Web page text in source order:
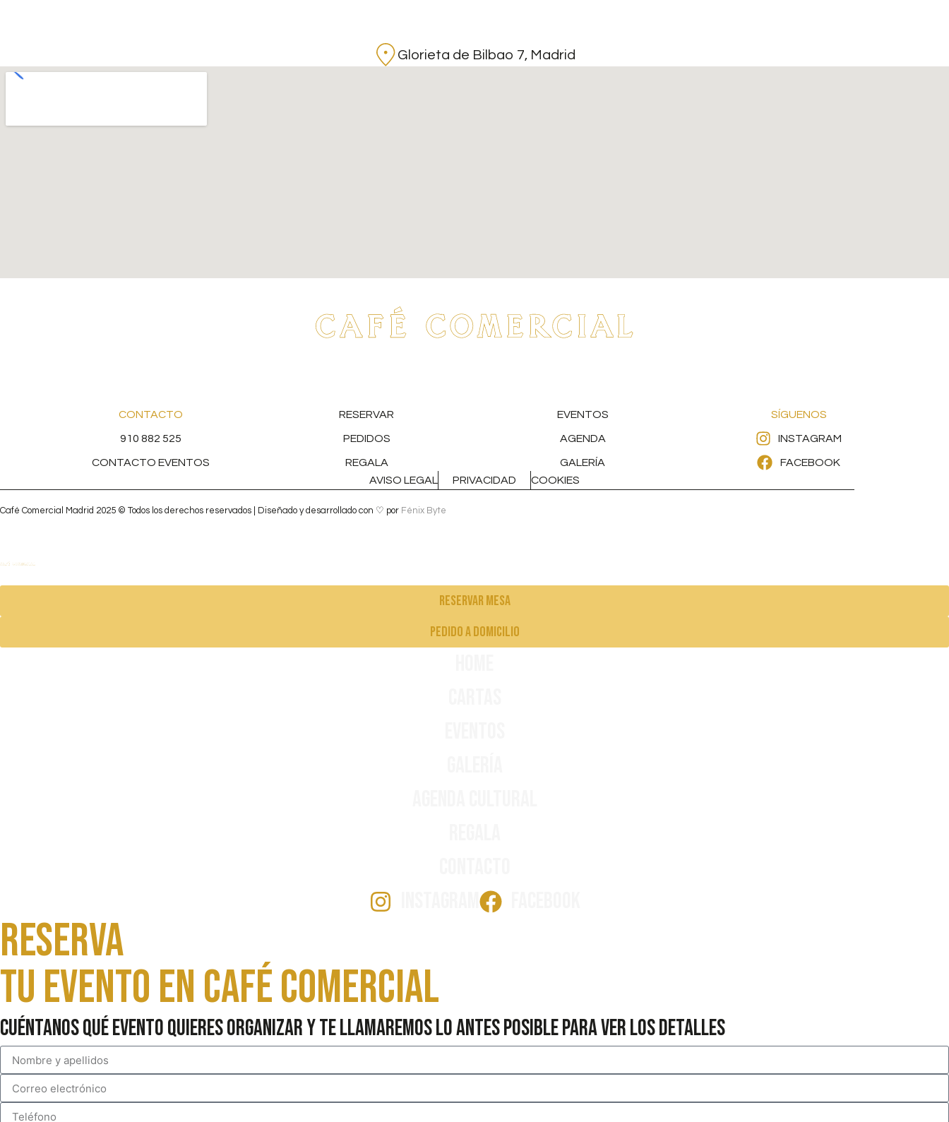
Glorieta de Bilbao 7, Madrid
CONTACTO
910 882 525
CONTACTO EVENTOS
RESERVAR
PEDIDOS
REGALA
EVENTOS
AGENDA
GALERÍA
SÍGUENOS
INSTAGRAM
FACEBOOK
AVISO LEGAL
PRIVACIDAD COOKIES
Café Comercial Madrid 2025 © Todos los derechos reservados | Diseñado y desarrollado con ♡ por Fénix Byte
Reservar mesa
pedido a domicilio
Reserva
Tu evento en Café comercial
Cuéntanos qué evento quieres organizar y te llamaremos lo antes posible para ver los detalles